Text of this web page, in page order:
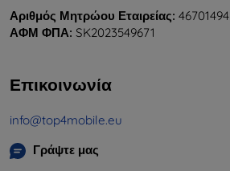
Αριθμός Μητρώου Εταιρείας: 46701494
ΑΦΜ ΦΠΑ: SK2023549671
Επικοινωνία
info@top4mobile.eu
Γράψτε μας